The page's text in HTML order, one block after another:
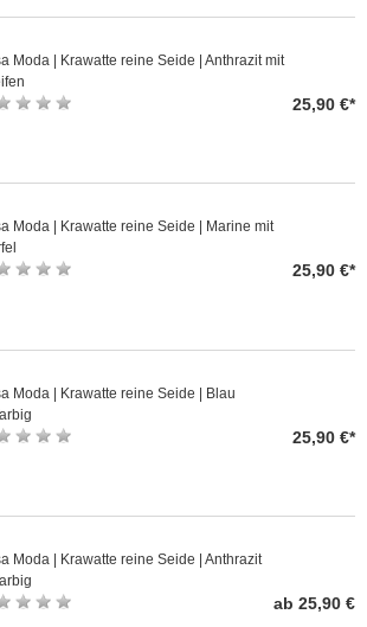
Moda | Krawatte reine Seide | Anthrazit mit
25,90 €*
Moda | Krawatte reine Seide | Marine mit
25,90 €*
Moda | Krawatte reine Seide | Blau
25,90 €*
Moda | Krawatte reine Seide | Anthrazit
ab 25,90 €